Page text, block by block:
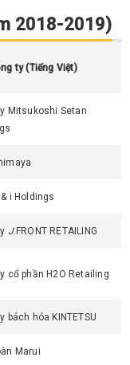
2018-2019)
ty (Tiếng Việt)
Mitsukoshi Setan
i Holdings
J.FRONT RETAILING
cổ phần H2O Retailing
bách hóa KINTETSU
Marui